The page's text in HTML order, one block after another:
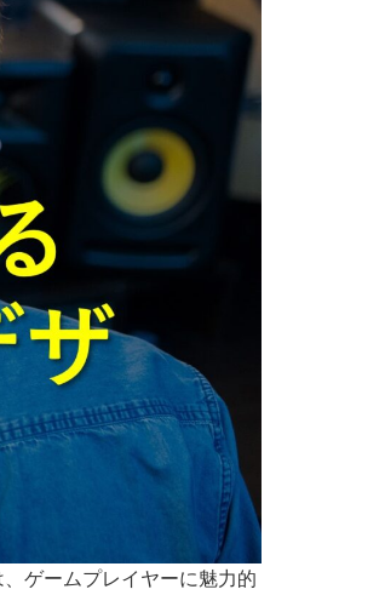
ゲームプレイヤーに魅力的